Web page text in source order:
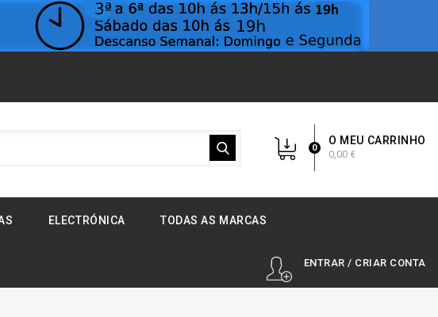
O MEU CARRINHO
0
0,00 €
ELECTRÓNICA TODAS AS MARCAS
ENTRAR / CRIAR CONTA